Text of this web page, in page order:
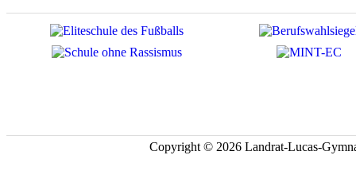
Copyright © 2026 Landrat-Lucas-